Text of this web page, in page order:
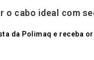
o cabo ideal com
da Polimaq e receba